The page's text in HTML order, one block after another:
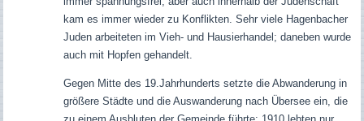
kam es immer wieder zu Konflikten. Sehr viele Hagenbacher
Juden arbeiteten im Vieh- und Hausierhandel; daneben wurde
auch mit Hopfen gehandelt.
Gegen Mitte des 19.Jahrhunderts setzte die Abwanderung in
größere Städte und die Auswanderung nach Übersee ein, die